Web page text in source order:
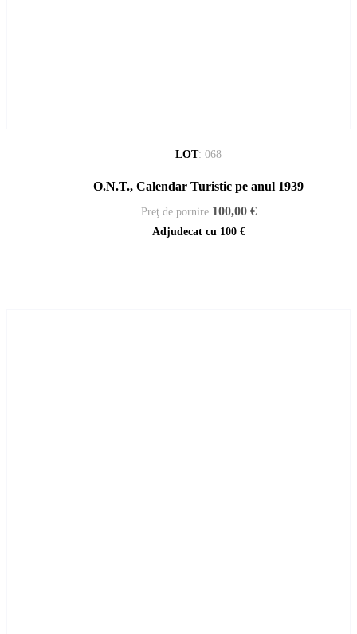
LOT: 068
O.N.T., Calendar Turistic pe anul 1939
Preţ de pornire 100,00 €
Adjudecat cu 100 €